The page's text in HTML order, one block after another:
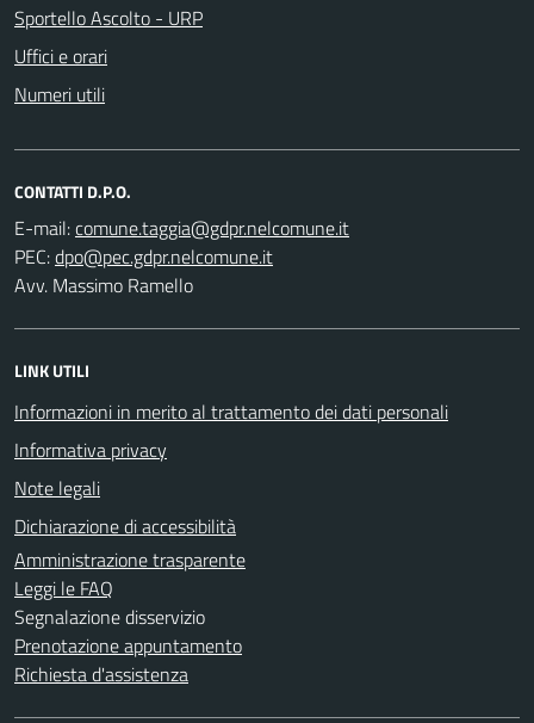
Sportello Ascolto - URP
Uffici e orari
Numeri utili
CONTATTI D.P.O.
E-mail:
PEC:
Avv. Massimo Ramello
LINK UTILI
Informazioni in merito al trattamento dei dati personali
Informativa privacy
Note legali
Dichiarazione di accessibilità
Amministrazione trasparente
Leggi le FAQ
Segnalazione disservizio
Prenotazione appuntamento
Richiesta d'assistenza